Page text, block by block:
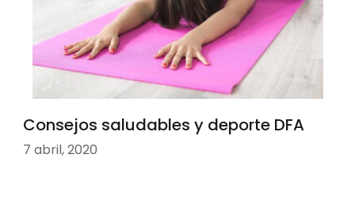
Consejos saludables y deporte DFA
7 abril, 2020